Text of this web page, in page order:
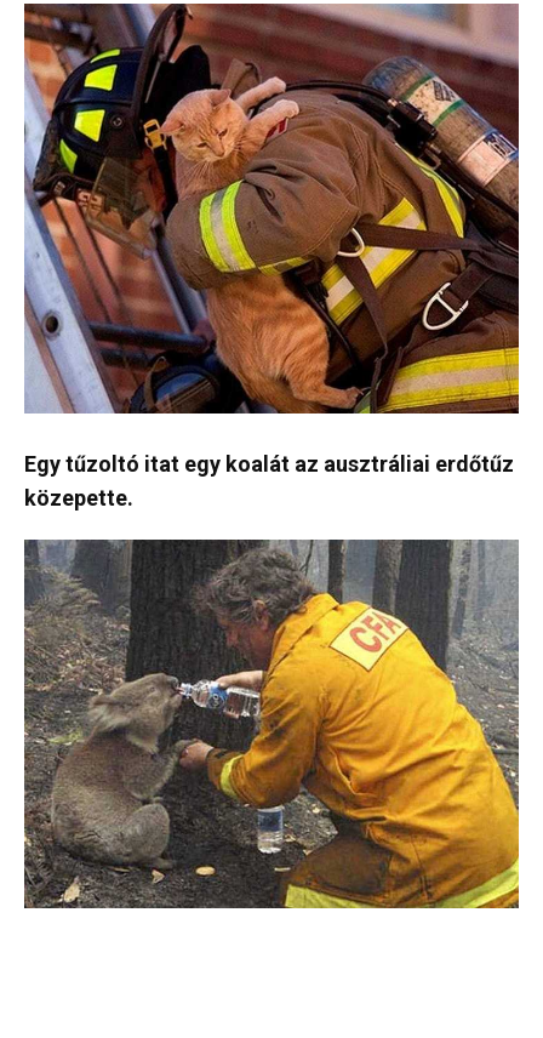
Egy tűzoltó itat egy koalát az ausztráliai erdőtűz
közepette.